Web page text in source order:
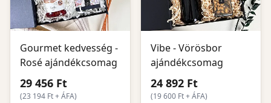
Gourmet kedvesség -
Rosé ajándékcsomag
29 456 Ft
(23 194 Ft + ÁFA)
Vibe - Vörösbor
ajándékcsomag
24 892 Ft
(19 600 Ft + ÁFA)